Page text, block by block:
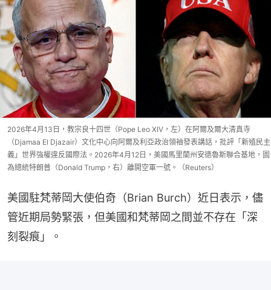
2026年4月13日，教宗良十四世（Pope Leo XIV，左）在阿爾及爾大清真寺
（Djamaa El Djazair）文化中心向阿爾及利亞政治領袖發表講話，批評「新殖民主
義」世界強權違反國際法。2026年4月12日，美國馬里蘭州安德魯斯聯合基地，圖
為總統特朗普（Donald Trump，右）離開空軍一號。（Reuters）
美國駐梵蒂岡大使伯奇（Brian Burch）近日表示，儘
管近期局勢緊張，但美國和梵蒂岡之間並不存在「深
刻裂痕」。